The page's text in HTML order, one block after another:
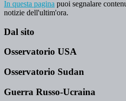
In questa pagina puoi segnalare
notizie dell'ultim'ora.
Dal sito
Osservatorio USA
Osservatorio Sudan
Guerra Russo-Ucraina